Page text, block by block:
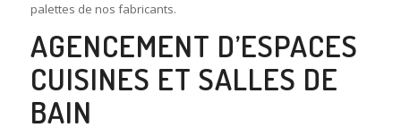
palettes de nos fabricants.
AGENCEMENT D’ESPACES
CUISINES ET SALLES DE
BAIN